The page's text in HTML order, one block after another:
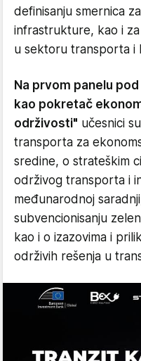
definisanju smernica
infrastrukture, kao i
u sektoru transporta i
Na prvom panelu
kao pokretač
održivosti" učesnici
transporta za
sredine, o strateškim
održivog transporta i
međunarodnoj
subvencionisanju
kao i o izazovima i
održivih rešenja u